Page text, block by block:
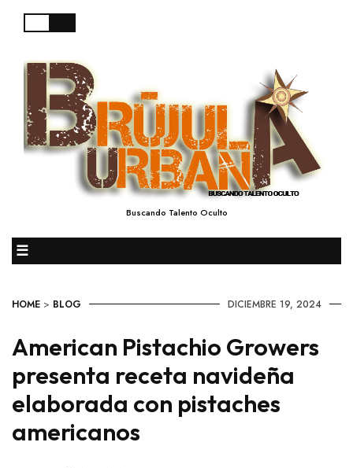
Buscando Talento Oculto
☰
HOME > BLOG DICIEMBRE 19, 2024
American Pistachio Growers
presenta receta navideña
elaborada con pistaches
americanos